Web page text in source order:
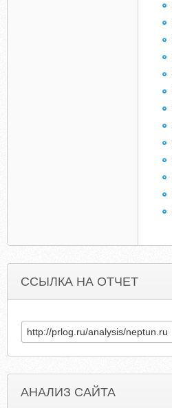
ССЫЛКА НА ОТЧЕТ
АНАЛИЗ САЙТА